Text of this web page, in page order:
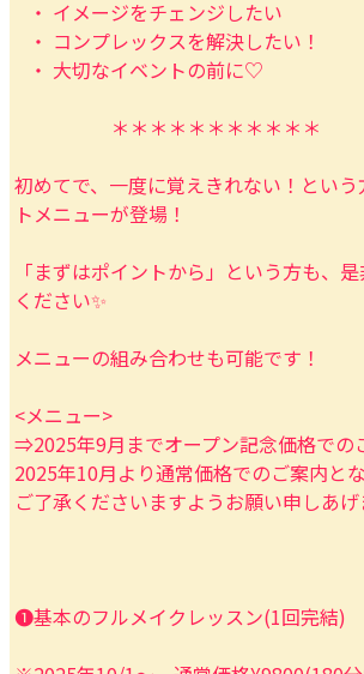
・ イメージをチェンジしたい
・ コンプレックスを解決したい！
・ 大切なイベントの前に♡
＊＊＊＊＊＊＊＊＊＊＊
初めてで、一度に覚えきれない！とい
トメニューが登場！
「まずはポイントから」という方も、
ください✨
メニューの組み合わせも可能です！
<メニュー>
⇒2025年9月までオープン記念価格での
2025年10月より通常価格でのご案内とな
ご了承くださいますようお願い申しあげ
❶基本のフルメイクレッスン(1回完結)